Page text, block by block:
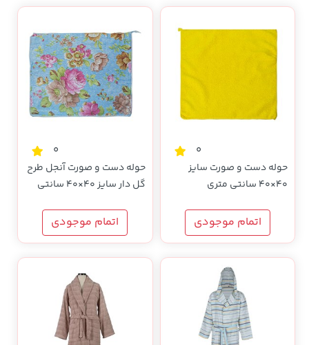
0
حوله دست و صورت سایز
40×40 سانتی متری
اتمام موجودی
0
حوله دست و صورت آنجل طرح
گل دار سایز 40×40 سانتی
اتمام موجودی